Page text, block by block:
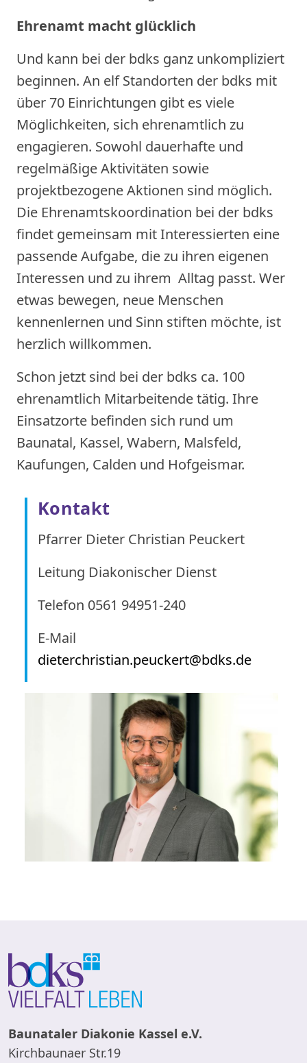
Ehrenamt macht glücklich
Und kann bei der bdks ganz unkompliziert
beginnen. An elf Standorten der bdks mit
über 70 Einrichtungen gibt es viele
Möglichkeiten, sich ehrenamtlich zu
engagieren. Sowohl dauerhafte und
regelmäßige Aktivitäten sowie
projektbezogene Aktionen sind möglich.
Die Ehrenamtskoordination bei der bdks
findet gemeinsam mit Interessierten eine
passende Aufgabe, die zu ihren eigenen
Interessen und zu ihrem Alltag passt. Wer
etwas bewegen, neue Menschen
kennenlernen und Sinn stiften möchte, ist
herzlich willkommen.
Schon jetzt sind bei der bdks ca. 100
ehrenamtlich Mitarbeitende tätig. Ihre
Einsatzorte befinden sich rund um
Baunatal, Kassel, Wabern, Malsfeld,
Kaufungen, Calden und Hofgeismar.
Kontakt
Pfarrer Dieter Christian Peuckert
Leitung Diakonischer Dienst
Telefon 0561 94951-240
E-Mail
dieterchristian.peuckert@bdks.de
Baunataler Diakonie Kassel e.V.
Kirchbaunaer Str.19